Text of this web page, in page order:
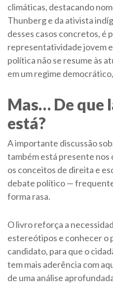
climáticas, destacando
Thunberg e da ativista
desses casos concretos, é
representatividade jovem
política não se resume às
em um regime
Mas… De que
está?
A importante discussão
também está presente
os conceitos de direita e
debate político —
forma rasa.
O livro reforça a
estereótipos e conhecer o
candidato, para que o
tem mais aderência com
de uma análise